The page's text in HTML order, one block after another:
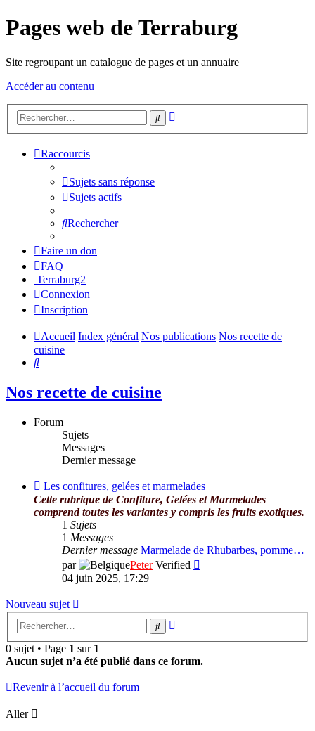
Pages web de Terraburg
Site regroupant un catalogue de pages et un annuaire
Accéder au contenu
Rechercher
Raccourcis
Sujets sans réponse
Sujets actifs
Rechercher
Faire un don
FAQ
Terraburg2
Connexion
Inscription
Accueil Index général Nos publications Nos recette de
cuisine
Rechercher
Nos recette de cuisine
Forum
Sujets
Messages
Dernier message
Flux
-
Les
confitures,
gelées
marmelades
Les confitures, gelées et marmelades
Cette rubrique de Confiture, Gelées et Marmelades
comprend toutes les variantes y compris les fruits exotiques.
1 Sujets
1 Messages
Dernier message Marmelade de Rhubarbes, pomme…
par
Peter Verified
04 juin 2025, 17:29
Nouveau sujet
Rechercher
0 sujet • Page 1 sur 1
Aucun sujet n’a été publié dans ce forum.
Revenir à l’accueil du forum
Aller